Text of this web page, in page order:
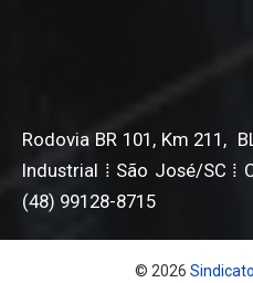
Rodovia BR 101, Km 211,
Industrial ⁞ São José/SC ⁞
(48) 99128-8715
© 2026